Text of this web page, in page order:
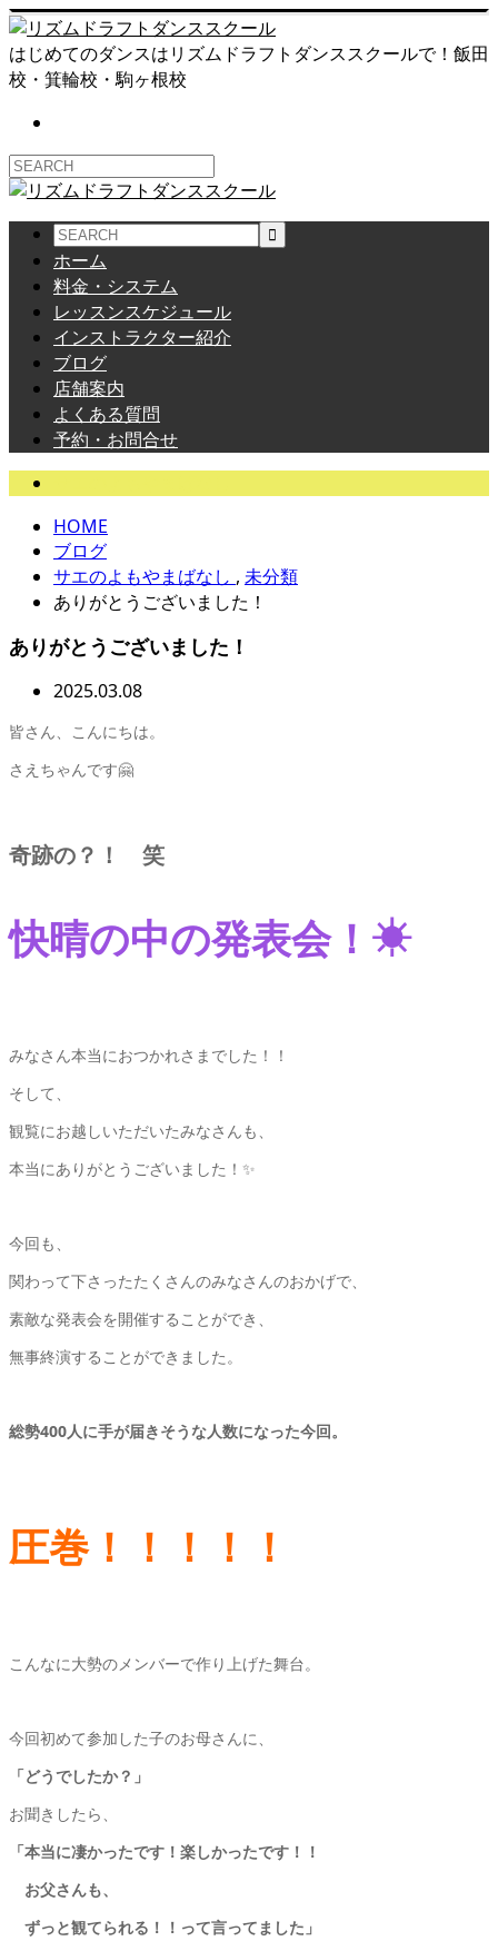
はじめてのダンスはリズムドラフトダンススクールで！飯田
校・箕輪校・駒ヶ根校
ホーム
料金・システム
レッスンスケジュール
インストラクター紹介
ブログ
店舗案内
よくある質問
予約・お問合せ
HOME
ブログ
サエのよもやまばなし , 未分類
ありがとうございました！
ありがとうございました！
2025.03.08
皆さん、こんにちは。
さえちゃんです🤗
奇跡の？！ 笑
快晴の中の発表会！☀
みなさん本当におつかれさまでした！！
そして、
観覧にお越しいただいたみなさんも、
本当にありがとうございました！✨
今回も、
関わって下さったたくさんのみなさんのおかげで、
素敵な発表会を開催することができ、
無事終演することができました。
総勢400人に手が届きそうな人数になった今回。
圧巻！！！！！
こんなに大勢のメンバーで作り上げた舞台。
今回初めて参加した子のお母さんに、
「どうでしたか？」
お聞きしたら、
「本当に凄かったです！楽しかったです！！
お父さんも、
ずっと観てられる！！って言ってました」